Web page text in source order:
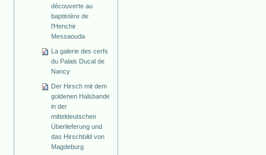
découverte au
baptistère de
l'Henchir
Messaouda
La galerie des cerfs
du Palais Ducal de
Nancy
Der Hirsch mit dem
goldenen Halsbande
in der
mitteldeutschen
Überlieferung und
das Hirschbild von
Magdeburg